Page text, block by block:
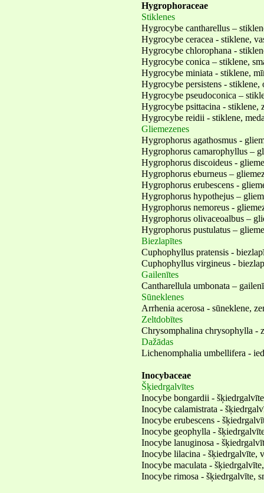
Hygrophoraceae
Stiklenes
Hygrocybe cantharellus –
Hygrocybe ceracea - stiklene,
Hygrocybe chlorophana -
Hygrocybe conica – stiklene,
Hygrocybe miniata - stiklene,
Hygrocybe persistens - stiklene,
Hygrocybe pseudoconica –
Hygrocybe psittacina - stiklene,
Hygrocybe reidii - stiklene,
Gliemezenes
Hygrophorus agathosmus -
Hygrophorus camarophyllus –
Hygrophorus discoideus -
Hygrophorus eburneus –
Hygrophorus erubescens -
Hygrophorus hypothejus –
Hygrophorus nemoreus -
Hygrophorus olivaceoalbus –
Hygrophorus pustulatus –
Biezlapītes
Cuphophyllus pratensis -
Cuphophyllus virgineus -
Gailenītes
Cantharellula umbonata –
Sūneklenes
Arrhenia acerosa - sūneklene,
Zeltdobītes
Chrysomphalina chrysophylla -
Dažādas
Lichenomphalia umbellifera -
Inocybaceae
Šķiedrgalvītes
Inocybe bongardii -
Inocybe calamistrata -
Inocybe erubescens -
Inocybe geophylla -
Inocybe lanuginosa -
Inocybe lilacina - šķiedrgalvīte,
Inocybe maculata -
Inocybe rimosa - šķiedrgalvīte,